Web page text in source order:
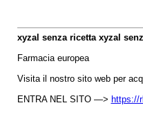
xyzal senza ricetta xyzal
Farmacia europea
Visita il nostro sito web per
ENTRA NEL SITO —> https://